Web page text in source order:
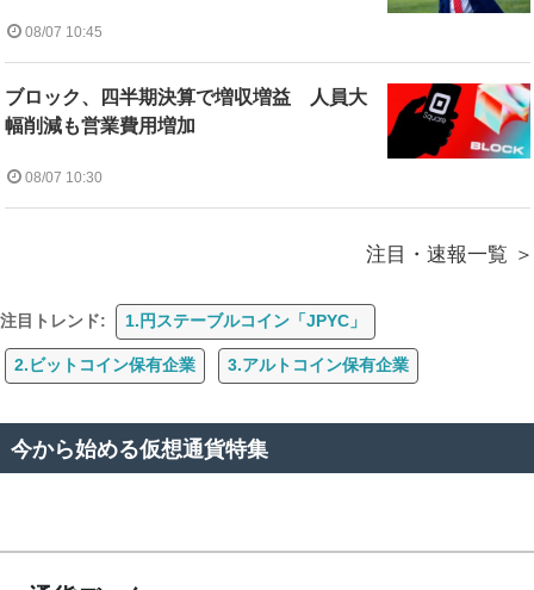
08/07 10:45
ブロック、四半期決算で増収増益 人員大
幅削減も営業費用増加
08/07 10:30
注目・速報一覧
注目トレンド: 1.円ステーブルコイン「JPYC」
2.ビットコイン保有企業 3.アルトコイン保有企業
今から始める仮想通貨特集